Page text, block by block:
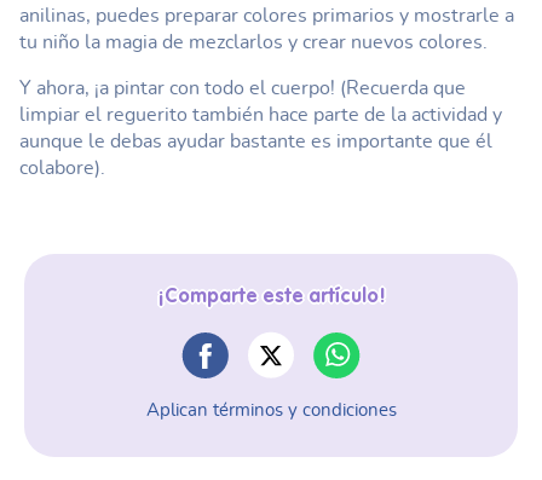
anilinas, puedes preparar colores primarios y mostrarle a
tu niño la magia de mezclarlos y crear nuevos colores.
Y ahora, ¡a pintar con todo el cuerpo! (Recuerda que
limpiar el reguerito también hace parte de la actividad y
aunque le debas ayudar bastante es importante que él
colabore).
¡Comparte este artículo!
Aplican términos y condiciones